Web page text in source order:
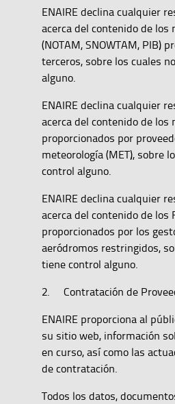
ENAIRE declina cualquier
acerca del contenido de los
(NOTAM, SNOWTAM, PIB)
terceros, sobre los cuales
alguno.
ENAIRE declina cualquier
acerca del contenido de los
proporcionados por
meteorología (MET), sobre
control alguno.
ENAIRE declina cualquier
acerca del contenido de los
proporcionados por los
aeródromos restringidos,
tiene control alguno.
2. Contratación de
ENAIRE proporciona al
su sitio web, información
en curso, así como las
de contratación.
Todos los datos,